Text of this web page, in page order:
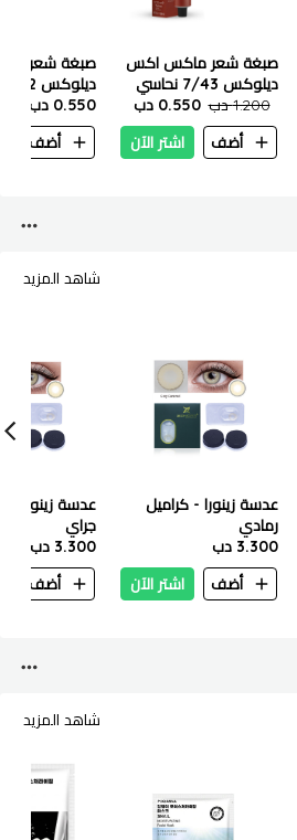
صبغة شعر ماكس اكس
ديلوكس 7/43 نحاسي
فاتح جدا 100 مل
1.200 دب
0.550 دب
أضف
اشتر الآن
صبغة شعر
طبيعي فاتح 100 مل
0.550 دب
أضف
شاهد المزيد
عدسة زينورا - كراميل
رمادي
3.300 دب
أضف
اشتر الآن
عدسة زينورا -
جراي
3.300 دب
أضف
شاهد المزيد